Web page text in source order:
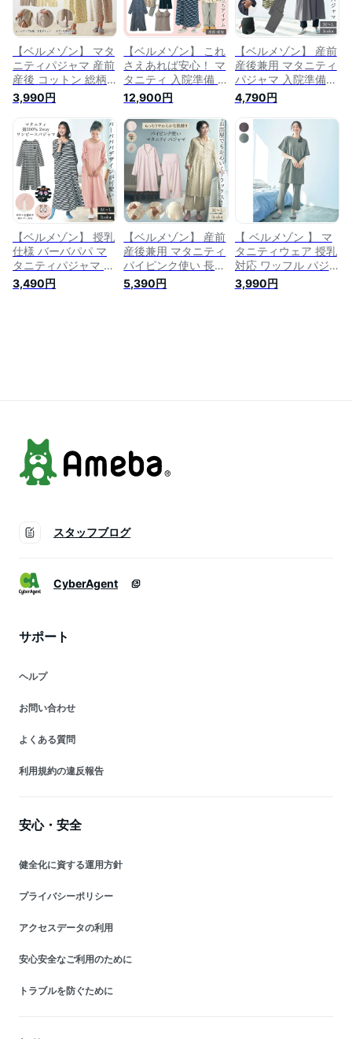
【ベルメゾン】 マタ
ニティパジャマ 産前
産後 コットン 総柄
2WAY 長袖 ワンピー
ス パジャマ ◆ M～L
◆ ◇ 妊婦 マタニテ
ィ用 マタニティ パ
ジャマ 長袖 パジャ
マ マタニティパジャ
マ 23SS
3,990円
【ベルメゾン】 これ
さえあれば安心！ マ
タニティ 入院準備 8
点セット ◆ 入院準
備セットB ◆◇ 妊婦
マタニティ用 マタニ
ティ パジャマ 長袖
パジャマ マタニティ
パジャマ 福袋 22SS
12,900円
【ベルメゾン】 産前
産後兼用 マタニティ
パジャマ 入院準備
マタニティ ウエスト
ドロスト 長袖 ワン
ピース＆リブレギン
スパジャマ ◆ マタ
ニティM L ◆ ◇ 妊
婦 マタニティ用 マ
タニティ パジャマ
長袖パジャマ 授乳
入院
4,790円
【ベルメゾン】 授乳
仕様 バーバパパ マ
タニティパジャマ 綿
100％ 2way ワンピ
ース パジャマ ◆ マ
3,490円
【ベルメゾン】 産前
産後兼用 マタニティ
パイピンク使い 長袖
ロング 丈 パジャマ
◆ ピンク アイボリ
5,390円
【 ベルメゾン 】 マ
タニティウェア 授乳
対応 ワッフル パジ
ャマ ◆ マタニティM
マタニティL ◆ ◇
3,990円
スタッフブログ
CyberAgent
サポート
ヘルプ
お問い合わせ
よくある質問
利用規約の違反報告
安心・安全
健全化に資する運用方針
プライバシーポリシー
アクセスデータの利用
安心安全なご利用のために
トラブルを防ぐために